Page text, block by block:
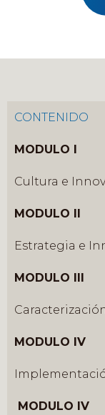
CONTENIDO
MODULO I
Cultura e
MODULO II
Estrategia e
MODULO III
MODULO IV
MODULO IV